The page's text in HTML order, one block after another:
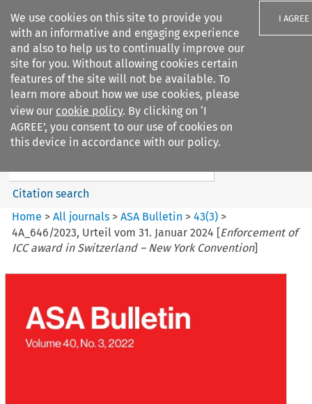
We use cookies on this site to provide you
with an informative and engaging experience
and also to help us to continually improve our
site for you. Without allowing cookies certain
features of the site will not be available. To
learn more about how we use cookies, please
view our cookie policy. By clicking on ‘I
AGREE’, you consent to our use of cookies on
this device in accordance with our policy.
I AGREE
Search filters
ASA Bulletin
Search content
Citation search
Home >All journals >ASA Bulletin >43(3) >
4A_646/2023, Urteil vom 31. Januar 2024 [Enforcement of
ICC award in Switzerland – New York Convention]